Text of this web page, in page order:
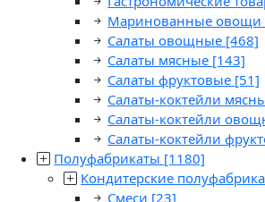
Маринованные овощи
Салаты овощные [468]
Салаты мясные [143]
Салаты фруктовые [51]
Салаты-коктейли
Салаты-коктейли
Салаты-коктейли
Полуфабрикаты [1180]
Кондитерские
Смеси [23]